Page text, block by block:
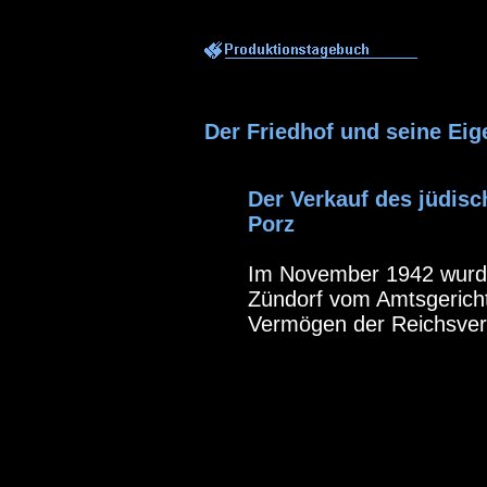
Der Friedhof und seine
Der Verkauf des
Porz
Im November 1942
Zündorf vom
Vermögen der